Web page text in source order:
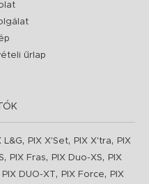
űrlap
L&G, PIX X'Set, PIX X'tra,
PIX
, PIX Fras, PIX Duo-XS,
PIX
PIX DUO-XT , PIX Force,
PIX